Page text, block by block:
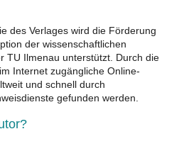
des Verlages wird die Förderung
der wissenschaftlichen
TU Ilmenau unterstützt. Durch die
Internet zugängliche Online-
und schnell durch
gefunden werden.